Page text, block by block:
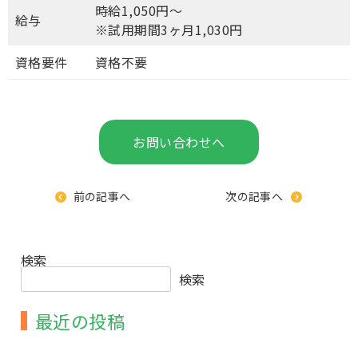
給与
時給1,050円～
※試用期間3ヶ月1,030円
資格要件
資格不要
お問い合わせへ
前の記事へ 次の記事へ
検索
検索
最近の投稿